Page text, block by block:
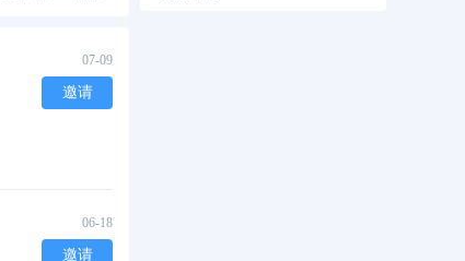
07-09
邀请
06-18
邀请